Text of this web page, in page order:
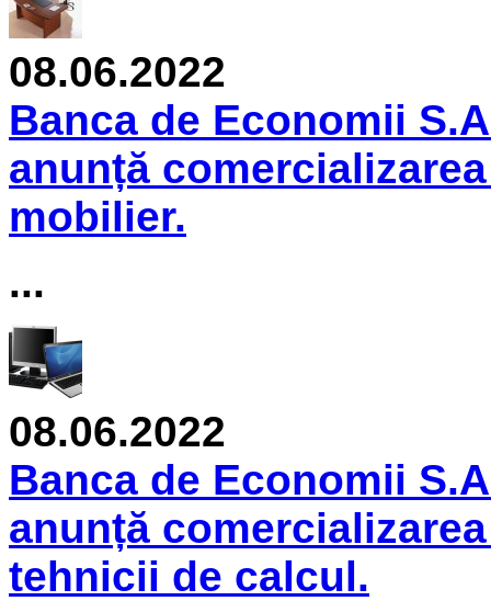
08.06.2022
Banca de Economii
anunță
mobilier.
...
08.06.2022
Banca de Economii
anunță
tehnicii de calcul.